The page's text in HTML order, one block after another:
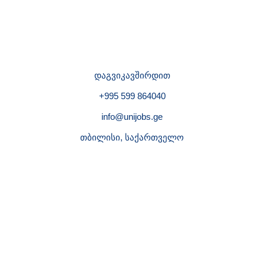
დაგვიკავშირდით
+995 599 864040
info@unijobs.ge
თბილისი, საქართველო